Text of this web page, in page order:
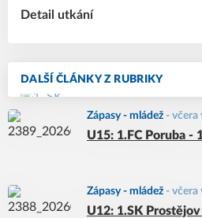
Detail utkání
DALŠÍ ČLÁNKY Z RUBRIKY
Zápasy - mládež - včera
U15: 1.FC Poruba -
Zápasy - mládež - včera
U12: 1.SK